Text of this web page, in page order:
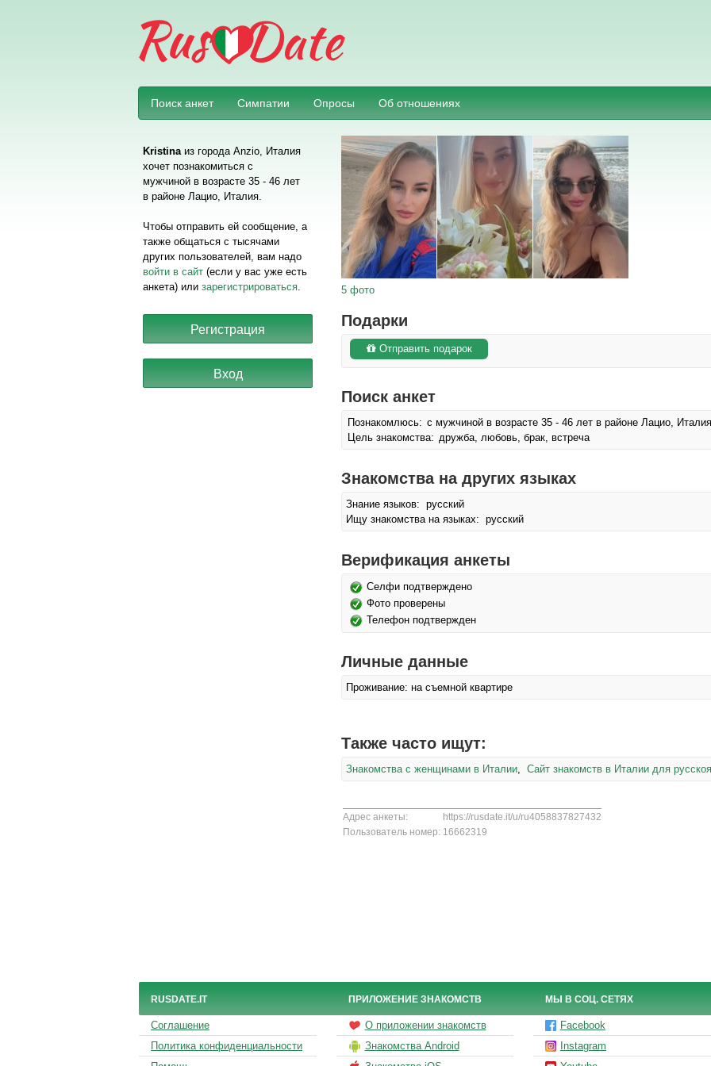
Поиск анкет Симпатии Опросы Об отношениях
Kristinaиз города Anzio, Италия
хочет познакомиться с
мужчиной в возрасте 35 - 46 лет
в районе Лацио, Италия.
Чтобы отправить ей сообщение, а
также общаться с тысячами
других пользователей, вам надо
войти в сайт (если у вас уже есть
анкета) или зарегистрироваться. 5 фото
Подарки
Отправить подарок
Поиск анкет
Познакомлюсь: с мужчиной в возрасте 35 - 46 лет в районе Лацио, Италия
Цель знакомства: дружба, любовь, брак, встреча
Знакомства на других языках
Знание языков: русский
Ищу знакомства на языках: русский
Верификация анкеты
Селфи подтверждено
Фото проверены
Телефон подтвержден
Личные данные
Проживание: на съемной квартире
Также часто ищут:
Знакомства с женщинами в Италии, Сайт знакомств в Италии для
Адрес анкеты:
https://rusdate.it/u/ru4058837827432
Пользователь номер: 16662319
RUSDATE.IT ПРИЛОЖЕНИЕ ЗНАКОМСТВ МЫ В СОЦ. СЕТЯХ
Соглашение
Политика конфиденциальности
О приложении знакомств
Знакомства Android
Facebook
Instagram